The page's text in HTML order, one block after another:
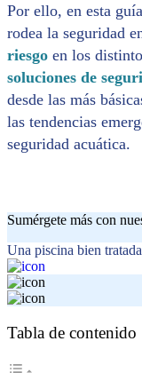
Por ello, en esta
rodea la seguridad
riesgo en los
soluciones de
desde las más
las tendencias
seguridad acuática.
Sumérgete más con
Una piscina bien
Tabla de contenido